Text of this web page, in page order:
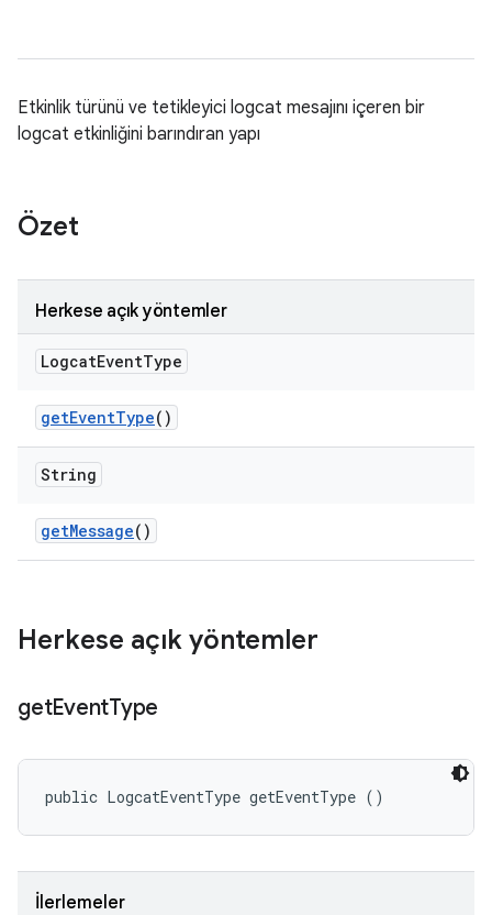
Etkinlik türünü ve tetikleyici logcat mesajını içeren bir
logcat etkinliğini barındıran yapı
Özet
Herkese açık yöntemler
LogcatEventType
getEventType()
String
getMessage()
Herkese açık yöntemler
getEventType
public LogcatEventType getEventType ()
İlerlemeler